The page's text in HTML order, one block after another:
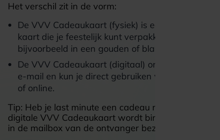
Het verschil zit in de vorm:
De VVV Cadeaukaart (fysiek) is een echte
kaart die je feestelijk kunt verpakken,
bijvoorbeeld in een gouden of blauwe envelop.
De VVV Cadeaukaart (digitaal) ontvang je per
e-mail en kun je direct gebruiken via je telefoon
of online.
Tip: Heb je last minute een cadeau nodig? De
digitale VVV Cadeaukaart wordt binnen een uur
in de mailbox van de ontvanger bezorgd.